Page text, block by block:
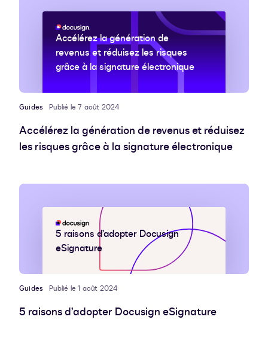
Accélérez la génération de
revenus et réduisez les risques
grâce à la signature électronique
Guides Publié le 7 août 2024
Accélérez la génération de revenus et réduisez
les risques grâce à la signature électronique
5 raisons d’adopter Docusign
eSignature
Guides Publié le 1 août 2024
5 raisons d’adopter Docusign eSignature